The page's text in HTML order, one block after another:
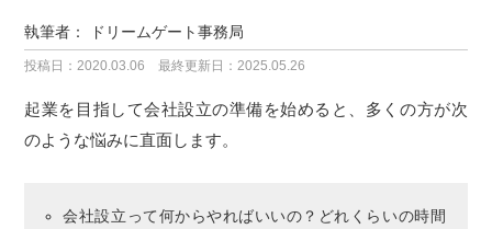
執筆者： ドリームゲート事務局
投稿日：2020.03.06 最終更新日：2025.05.26
起業を目指して会社設立の準備を始めると、多くの方が次
のような悩みに直面します。
会社設立って何からやればいいの？どれくらいの時間